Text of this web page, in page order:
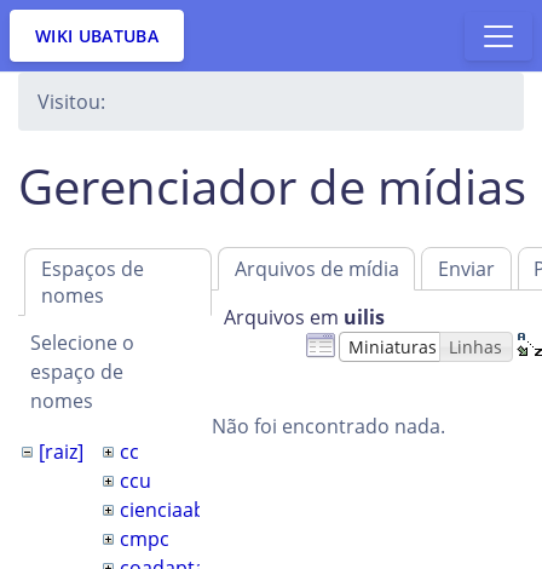
WIKI UBATUBA
Visitou:
Gerenciador de mídias
Espaços de
nomes
Selecione o
espaço de
nomes
[raiz]
cc
ccu
cienciaaberta
cmpc
Arquivos de mídia Enviar
Arquivos em uilis
Miniaturas Linhas
Não foi encontrado nada.